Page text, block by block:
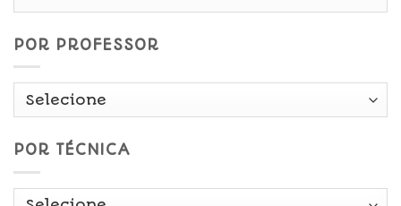
POR PROFESSOR
POR TÉCNICA